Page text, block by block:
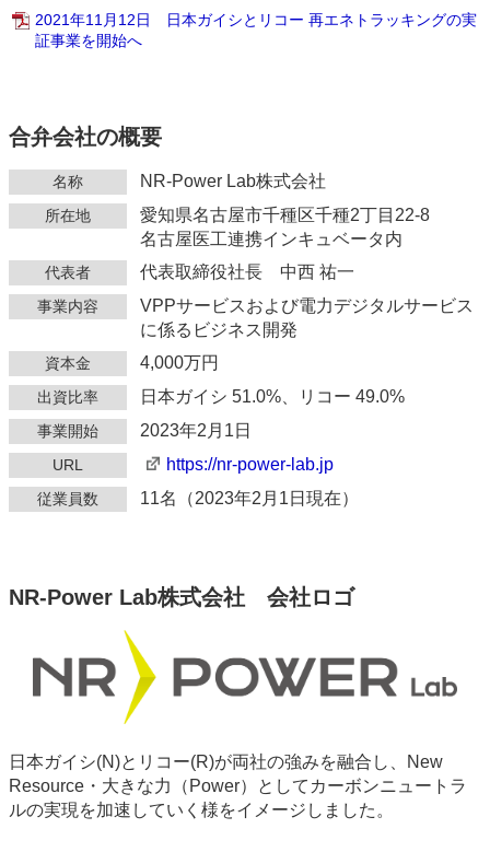
2021年11月12日 日本ガイシとリコー 再エネトラッキングの実
証事業を開始へ
合弁会社の概要
名称 NR-Power Lab株式会社
所在地
愛知県名古屋市千種区千種2丁目22-8
名古屋医工連携インキュベータ内
代表者 代表取締役社長 中西 祐一
事業内容
VPPサービスおよび電力デジタルサービス
に係るビジネス開発
資本金 4,000万円
出資比率 日本ガイシ 51.0%、リコー 49.0%
事業開始 2023年2月1日
URL https://nr-power-lab.jp
従業員数 11名（2023年2月1日現在）
NR-Power Lab株式会社 会社ロゴ
日本ガイシ(N)とリコー(R)が両社の強みを融合し、New
Resource・大きな力（Power）としてカーボンニュートラ
ルの実現を加速していく様をイメージしました。